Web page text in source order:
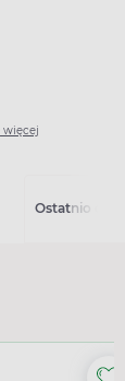
więcej
Ostatnio